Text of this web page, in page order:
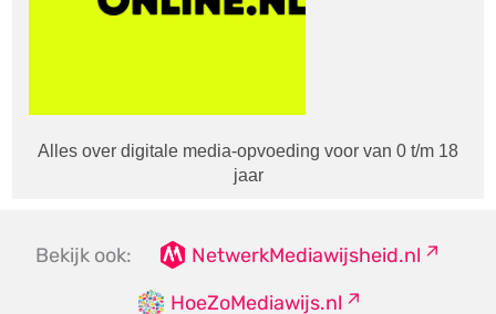
Alles over digitale media-opvoeding voor van 0 t/m 18
jaar
Bekijk ook:
NetwerkMediawijsheid.nl
HoeZoMediawijs.nl